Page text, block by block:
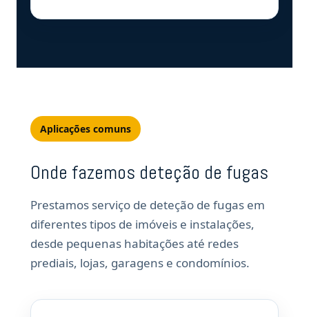
Aplicações comuns
Onde fazemos deteção de fugas
Prestamos serviço de deteção de fugas em
diferentes tipos de imóveis e instalações,
desde pequenas habitações até redes
prediais, lojas, garagens e condomínios.